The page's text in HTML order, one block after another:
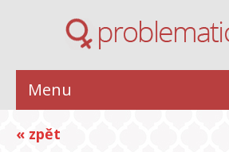
Menu
« zpět